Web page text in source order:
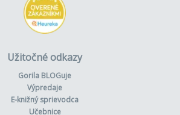
Užitočné odkazy
Gorila BLOGuje
Výpredaje
E-knižný sprievodca
Učebnice